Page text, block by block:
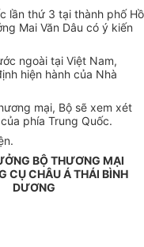
lần thứ 3 tại thành phố Hồ
Mai Văn Dâu có ý kiến
ngoài tại Việt Nam,
hiện hành của Nhà
mại, Bộ sẽ xem xét
phía Trung Quốc.
BỘ THƯƠNG MẠI
CỤ CHÂU Á THÁI BÌNH
DƯƠNG